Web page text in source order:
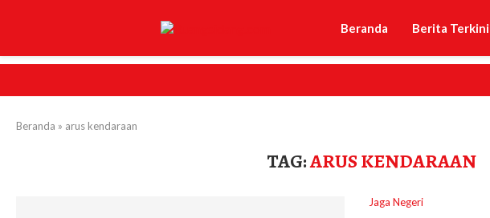
Beranda Berita Terkini
Beranda » arus kendaraan
TAG:ARUS KENDARAAN
Jaga Negeri